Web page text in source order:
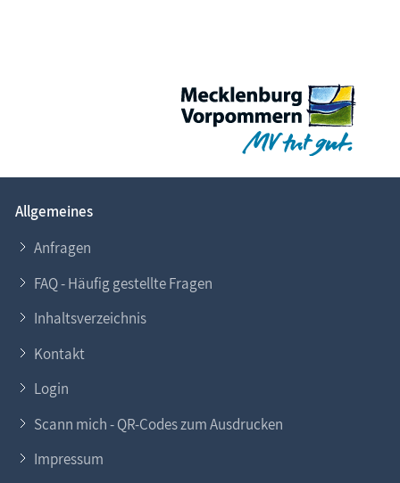
Allgemeines
Anfragen
FAQ - Häufig gestellte Fragen
Inhaltsverzeichnis
Kontakt
Login
Scann mich - QR-Codes zum Ausdrucken
Impressum